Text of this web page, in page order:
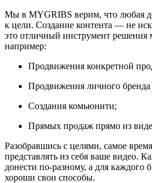
Мы в MYGRIBS верим, что любая
к цели. Создание контента — не
это отличный инструмент решения
например:
Продвижения конкретной
Продвижения личного бренда
Создания комьюнити;
Прямых продаж прямо из
Разобравшись с целями, самое
представлять из себя ваше видео.
донести по-разному, а для каждого
хороши свои способы.